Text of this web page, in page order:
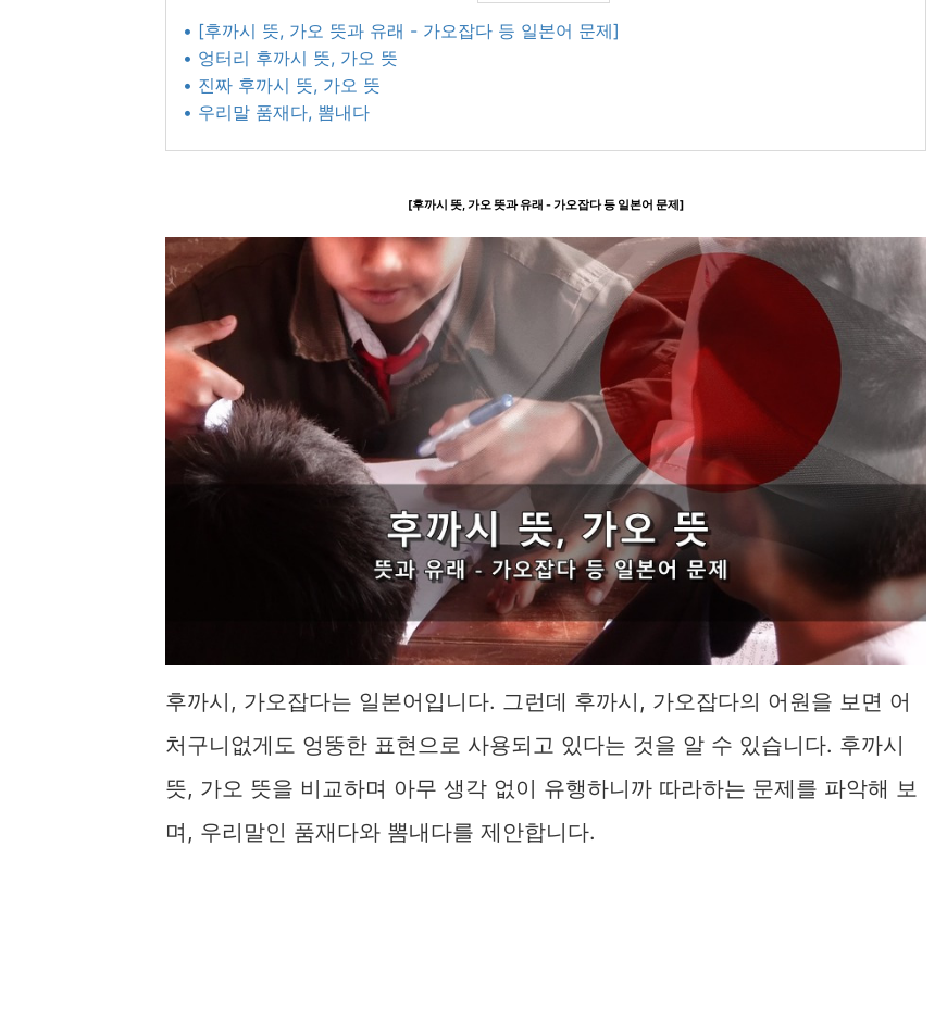
• [후까시 뜻, 가오 뜻과 유래 - 가오잡다 등 일본어 문제]
• 엉터리 후까시 뜻, 가오 뜻
• 진짜 후까시 뜻, 가오 뜻
• 우리말 품재다, 뽐내다
[후까시 뜻, 가오 뜻과 유래 - 가오잡다 등 일본어 문제]
후까시, 가오잡다는 일본어입니다. 그런데 후까시, 가오잡다의 어원을 보면 어
처구니없게도 엉뚱한 표현으로 사용되고 있다는 것을 알 수 있습니다. 후까시
뜻, 가오 뜻을 비교하며 아무 생각 없이 유행하니까 따라하는 문제를 파악해 보
며, 우리말인 품재다와 뽐내다를 제안합니다.